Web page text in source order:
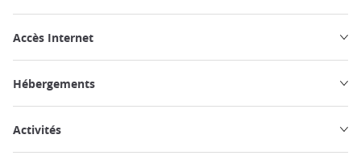
Accès Internet
Hébergements
Activités